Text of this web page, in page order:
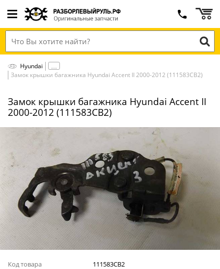
Hyundai
Замок крышки багажника Hyundai Accent II 2000-2012 (111583СВ2)
Замок крышки багажника Hyundai Accent II
2000-2012 (111583СВ2)
Код товара
111583СВ2